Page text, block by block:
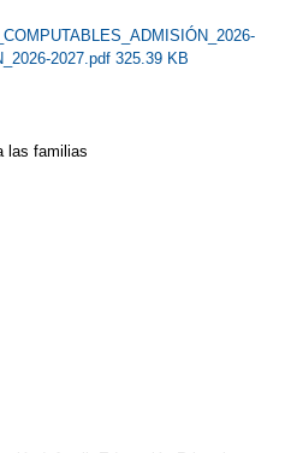
2027.pdf 325.39 KB
las familias